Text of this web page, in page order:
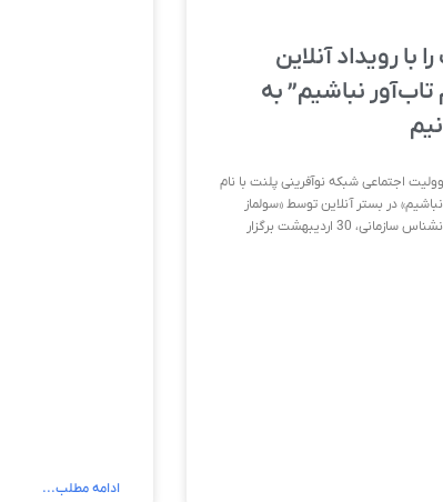
با رویداد آنلاین
تاب‌آور نباشیم” به
اجتماعی شبکه نوآفرینی پلنت با نام
در بستر آنلاین توسط «سولماز
30 اردیبهشت برگزار
ادامه مطلب...